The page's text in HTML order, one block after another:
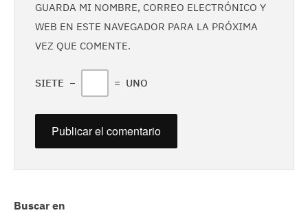
Buscar en
GUARDA MI NOMBRE, CORREO ELECTRÓNICO Y
WEB EN ESTE NAVEGADOR PARA LA PRÓXIMA
VEZ QUE COMENTE.
SIETE − = UNO